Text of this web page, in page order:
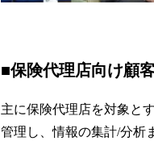
■保険代理店向け顧
主に保険代理店を対象と
管理し、情報の集計/分析